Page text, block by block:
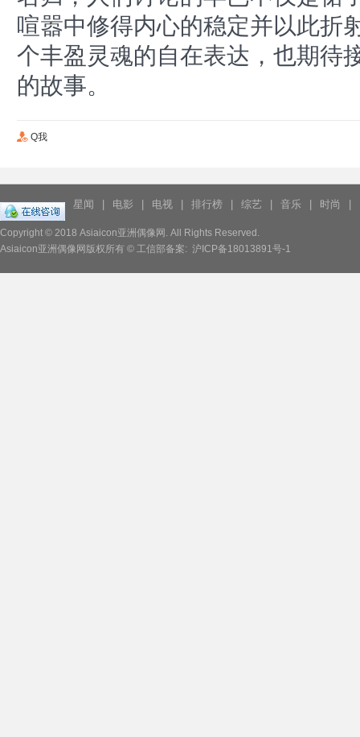
喧嚣中修得内心的稳定并以此折
个丰盈灵魂的自在表达，也期待
的故事。
Q我
星闻 电影 电视 排行榜 综艺 音乐 时尚
Copyright © 2018 Asiaicon亚洲偶像网. All Rights Reserved.
Asiaicon亚洲偶像网版权所有 © 工信部备案: 沪ICP备18013891号-1